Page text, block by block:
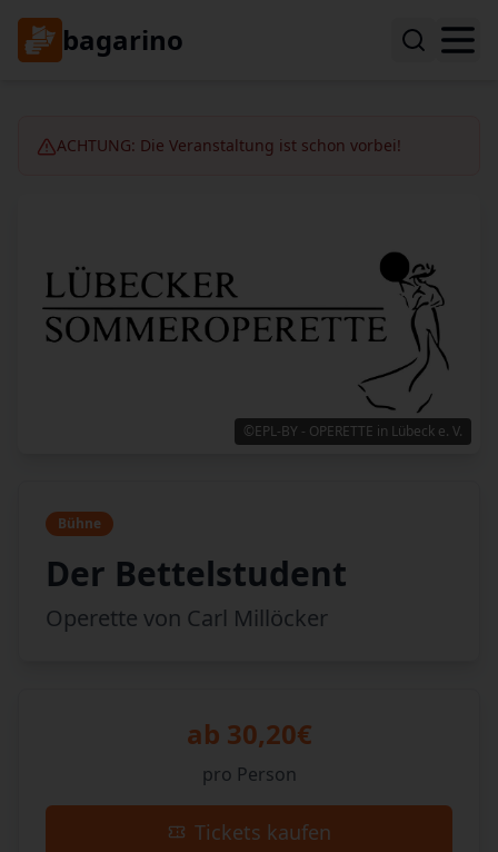
bagarino
ACHTUNG: Die Veranstaltung ist schon vorbei!
©EPL-BY - OPERETTE in Lübeck e. V.
Bühne
Der Bettelstudent
Operette von Carl Millöcker
ab 30,20€
pro Person
Tickets kaufen